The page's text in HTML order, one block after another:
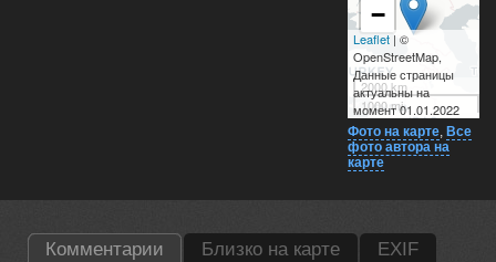
−
2000 km
1000 mi
Leaflet| ©
OpenStreetMap,
Данные страницы
актуальны на
момент 01.01.2022
Фото на карте, Все
фото автора на
карте
Комментарии Близко на карте EXIF